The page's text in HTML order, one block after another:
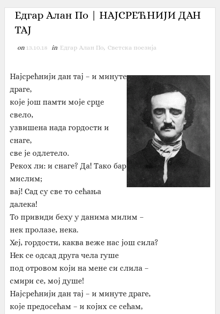
Едгар Алан По | НАЈСРЕЋНИЈИ ДАН
ТАЈ
on 13.10.18 in Едгар Алан По, Светска поезија
Најсрећнији дан тај – и минуте
драге,
које још памти моје срце
свело,
узвишена нада гордости и
снаге,
све је одлетело.
Рекох ли: и снаге? Да! Tако бар
мислим;
вај! Сад су све то сећања
далека!
То привиди беху у данима милим –
нек пролазе, нека.
Хеј, гордости, каква веже нас још сила?
Нек се одсад друга чела гуше
под отровом који на мене си слила –
смири се, мој душе!
Најсрећнији дан тај – и минуте драге,
које предосећам – и којих се сећам,